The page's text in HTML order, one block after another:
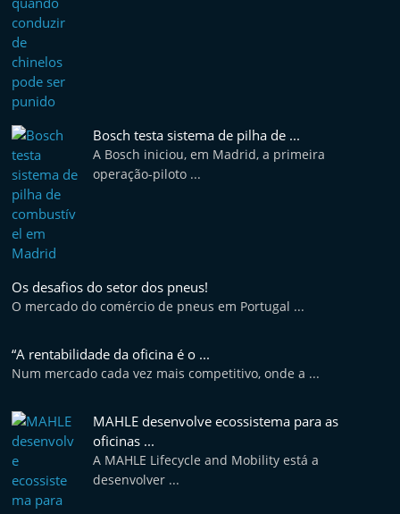
Bosch testa sistema de pilha de ...
A Bosch iniciou, em Madrid, a primeira
operação-piloto ...
Os desafios do setor dos pneus!
O mercado do comércio de pneus em Portugal ...
“A rentabilidade da oficina é o ...
Num mercado cada vez mais competitivo, onde a ...
MAHLE desenvolve ecossistema para as
oficinas ...
A MAHLE Lifecycle and Mobility está a
desenvolver ...